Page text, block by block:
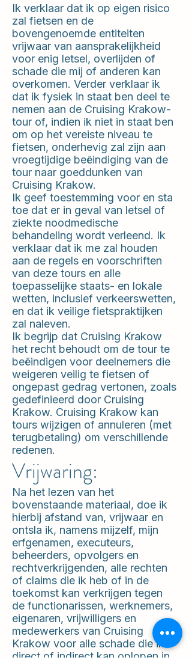
Ik verklaar dat ik op eigen risico
zal fietsen en de
bovengenoemde entiteiten
vrijwaar van aansprakelijkheid
voor enig letsel, overlijden of
schade die mij of anderen kan
overkomen. Verder verklaar ik
dat ik fysiek in staat ben deel te
nemen aan de Cruising Krakow-
tour of, indien ik niet in staat ben
om op het vereiste niveau te
fietsen, onderhevig zal zijn aan
vroegtijdige beëindiging van de
tour naar goeddunken van
Cruising Krakow.
Ik geef toestemming voor en sta
toe dat er in geval van letsel of
ziekte noodmedische
behandeling wordt verleend. Ik
verklaar dat ik me zal houden
aan de regels en voorschriften
van deze tours en alle
toepasselijke staats- en lokale
wetten, inclusief verkeerswetten,
en dat ik veilige fietspraktijken
zal naleven.
Ik begrijp dat Cruising Krakow
het recht behoudt om de tour te
beëindigen voor deelnemers die
weigeren veilig te fietsen of
ongepast gedrag vertonen, zoals
gedefinieerd door Cruising
Krakow. Cruising Krakow kan
tours wijzigen of annuleren (met
terugbetaling) om verschillende
redenen.
Vrijwaring:
Na het lezen van het
bovenstaande materiaal, doe ik
hierbij afstand van, vrijwaar en
ontsla ik, namens mijzelf, mijn
erfgenamen, executeurs,
beheerders, opvolgers en
rechtverkrijgenden, alle rechten
of claims die ik heb of in de
toekomst kan verkrijgen tegen
de functionarissen, werknemers,
eigenaren, vrijwilligers en
medewerkers van Cruising
Krakow voor alle schade die ik
direct of indirect kan oplopen in